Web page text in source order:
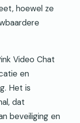
hoewel ze
Video Chat
en
Het is
dat
beveiliging en